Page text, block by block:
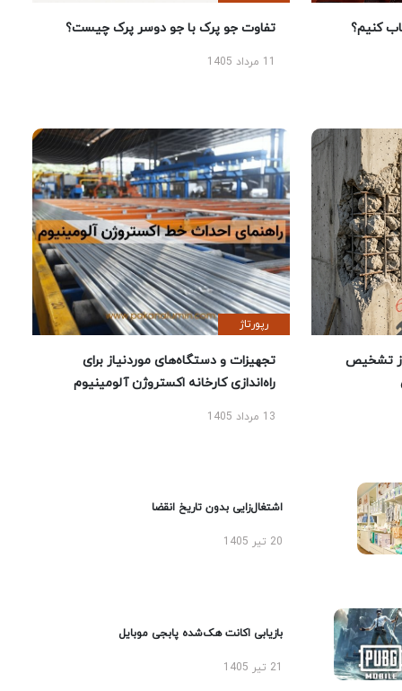
کنیم؟ تفاوت جو پرک با جو دوسر پرک چیست؟
تشخیص
رپورتاژ
تجهیزات و دستگاه‌های موردنیاز برای
راه‌اندازی کارخانه اکستروژن آلومینیوم
13 مرداد 1405
اشتغال‌زایی بدون تاریخ انقضا
20 تیر 1405
بازیابی اکانت هک‌شده پابجی موبایل